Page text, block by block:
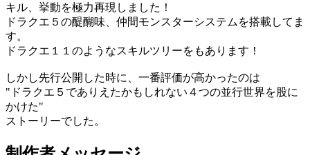
キル、挙動を極力再現しました！
ドラクエ５の醍醐味、仲間モンスターシステムを搭載してま
す。
ドラクエ１１のようなスキルツリーをもあります！
しかし先行公開した時に、一番評価が高かったのは
"ドラクエ５でありえたかもしれない４つの並行世界を股に
かけた"
ストーリーでした。